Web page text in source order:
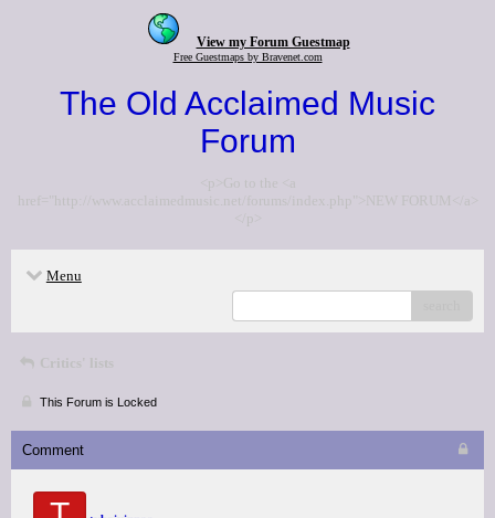
View my Forum Guestmap
Free Guestmaps by Bravenet.com
The Old Acclaimed Music
Forum
<p>Go to the <a
href="http://www.acclaimedmusic.net/forums/index.php">NEW FORUM</a>
</p>
Menu
Critics' lists
This Forum is Locked
Comment